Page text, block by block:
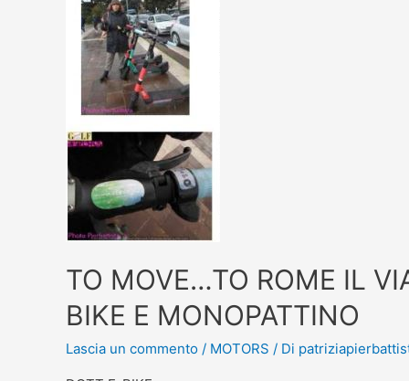
TO MOVE…TO ROME IL
BIKE E MONOPATTINO
Lascia un commento / MOTORS / Di